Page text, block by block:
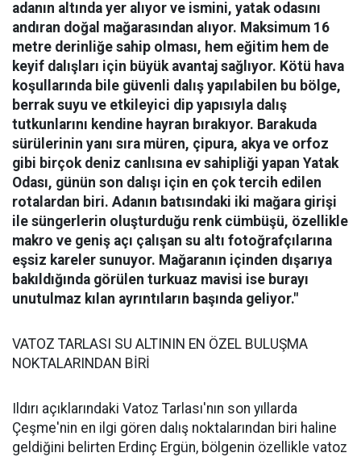
adanın altında yer alıyor ve ismini, yatak odasını
andıran doğal mağarasından alıyor. Maksimum 16
metre derinliğe sahip olması, hem eğitim hem de
keyif dalışları için büyük avantaj sağlıyor. Kötü hava
koşullarında bile güvenli dalış yapılabilen bu bölge,
berrak suyu ve etkileyici dip yapısıyla dalış
tutkunlarını kendine hayran bırakıyor. Barakuda
sürülerinin yanı sıra müren, çipura, akya ve orfoz
gibi birçok deniz canlısına ev sahipliği yapan Yatak
Odası, günün son dalışı için en çok tercih edilen
rotalardan biri. Adanın batısındaki iki mağara girişi
ile süngerlerin oluşturduğu renk cümbüşü, özellikle
makro ve geniş açı çalışan su altı fotoğrafçılarına
eşsiz kareler sunuyor. Mağaranın içinden dışarıya
bakıldığında görülen turkuaz mavisi ise burayı
unutulmaz kılan ayrıntıların başında geliyor."
VATOZ TARLASI SU ALTININ EN ÖZEL BULUŞMA
NOKTALARINDAN BİRİ
Ildırı açıklarındaki Vatoz Tarlası'nın son yıllarda
Çeşme'nin en ilgi gören dalış noktalarından biri haline
geldiğini belirten Erdinç Ergün, bölgenin özellikle vatoz